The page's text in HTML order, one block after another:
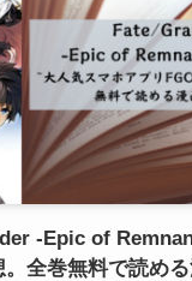
-Epic of
。全巻無料で読め